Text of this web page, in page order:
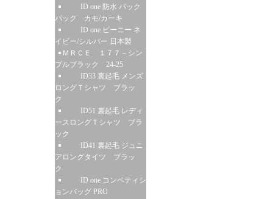
ID one 防水 バック
パック カモ/カーキ
ID one ビーニー ネ
イビー/シルバー 日本製
ＭＲＣＥ １７７－シン
プルブラック 24-25
ID33 裏起毛 メンズ
ロングＴシャツ ブラッ
ク
ID51 裏起毛 レディ
ースロングＴシャツ ブラ
ック
ID41 裏起毛 ジュニ
アロングタイツ ブラッ
ク
ID one コンペティシ
ョンバッグ PRO